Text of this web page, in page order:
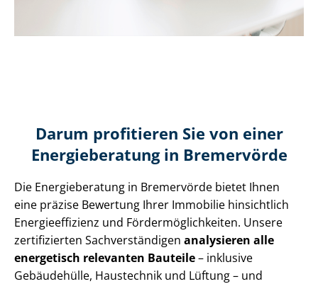
Darum profitieren Sie von einer
Energieberatung in Bremervörde
Die Energieberatung in Bremervörde bietet Ihnen
eine präzise Bewertung Ihrer Immobilie hinsichtlich
En­er­gie­ef­fi­zi­enz und För­der­mög­lich­kei­ten. Unsere
zertifizierten Sach­ver­stän­di­gen analysieren alle
energetisch relevanten Bauteile– inklusive
Gebäudehülle, Haustechnik und Lüftung – und